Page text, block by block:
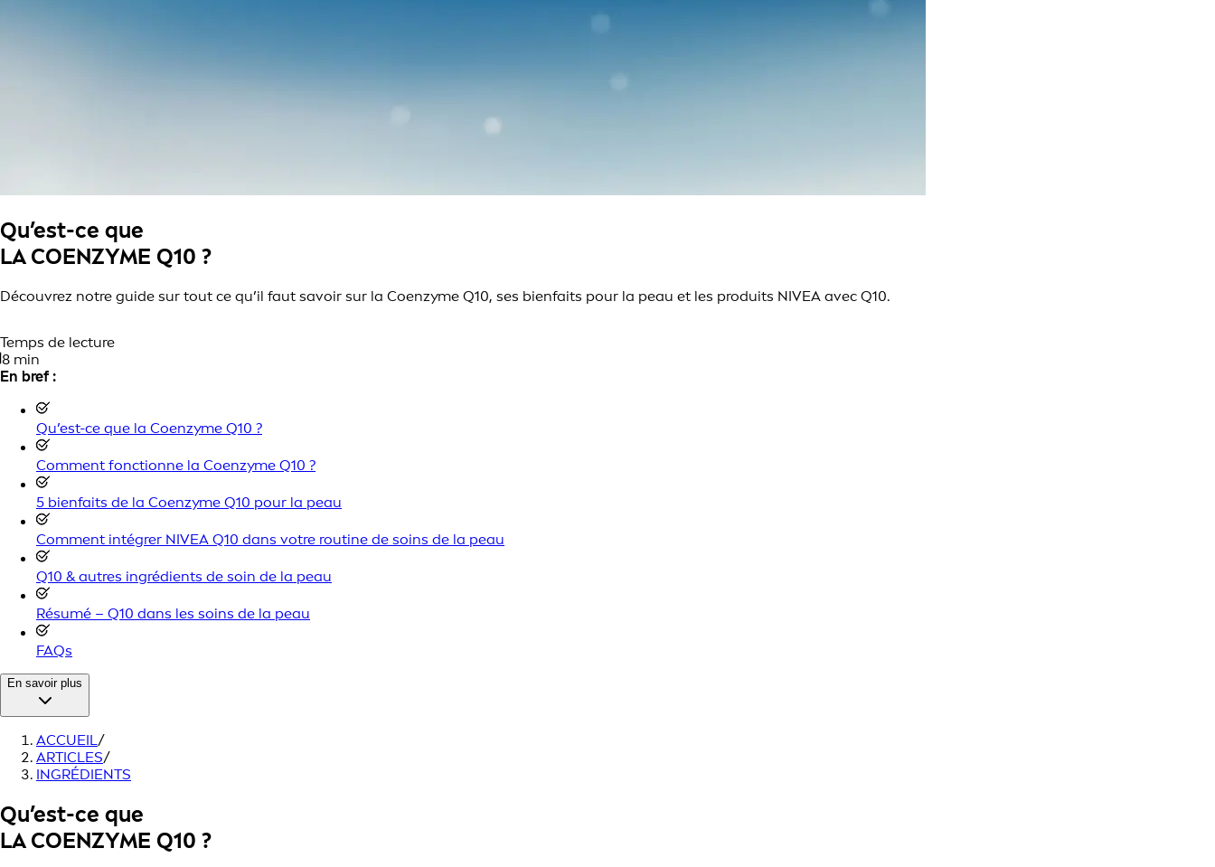
Qu’est-ce que
LA COENZYME Q10 ?
Découvrez notre guide sur tout ce qu’il faut savoir sur la Coenzyme Q10, ses bienfaits pour la peau et les produits NIVEA avec Q10.
Temps de lecture
8 min
En bref :
Qu’est-ce que la Coenzyme Q10 ?
Comment fonctionne la Coenzyme Q10 ?
5 bienfaits de la Coenzyme Q10 pour la peau
Comment intégrer NIVEA Q10 dans votre routine de soins de la peau
Q10 & autres ingrédients de soin de la peau
Résumé – Q10 dans les soins de la peau
FAQs
En savoir plus
ACCUEIL/
ARTICLES/
INGRÉDIENTS
Qu’est-ce que
LA COENZYME Q10 ?